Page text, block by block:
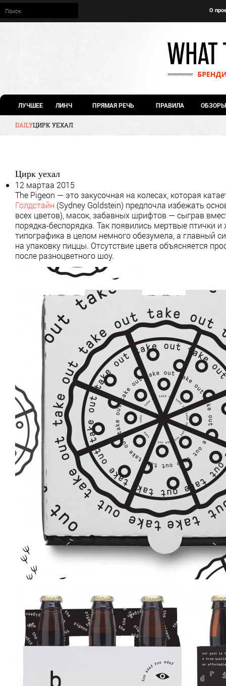
О
ЛУЧШЕЕ ЛИНЧ ПРЯМАЯ РЕЧЬ ПРАВИЛА ОБЗОРЫ
DAILYЦИРК УЕХАЛ
Цирк уехал
12 мартаа 2015
The Pigeon — это закусочная на колесах, которая
Голдстайн (Sydney Goldstein) предпочла избежать
всех цветов), масок, забавных шрифтов — сыграв
порядка-беспорядка. Так появились мертвые птички
типографика в целом немного обезумела, а главный
на упаковку пиццы. Отсутствие цвета объясняется
после разноцветного шоу.